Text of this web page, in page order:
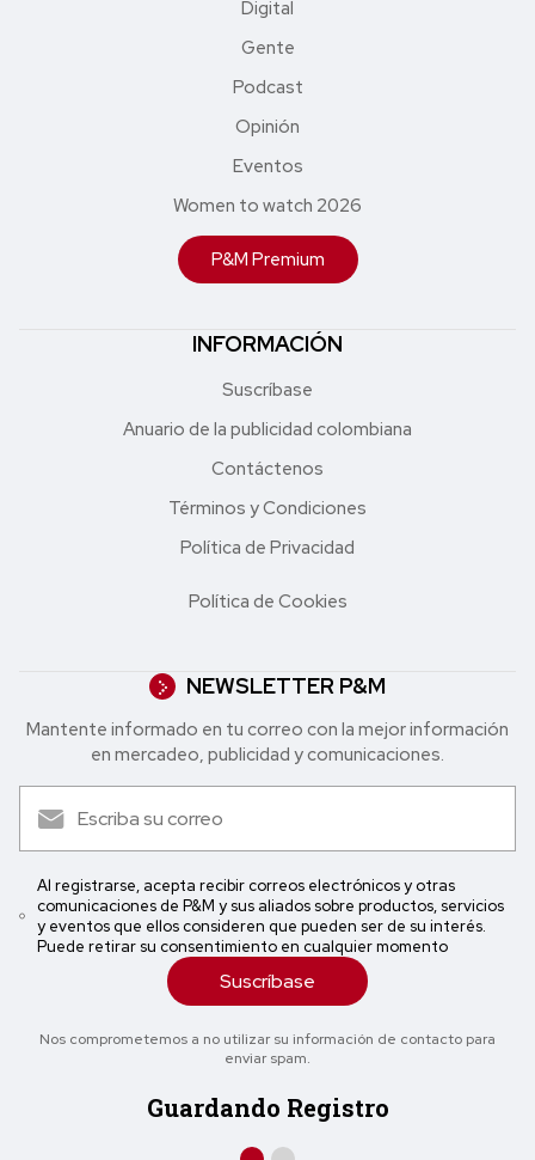
Digital
Gente
Podcast
Opinión
Eventos
Women to watch 2026
P&M Premium
INFORMACIÓN
Suscríbase
Anuario de la publicidad colombiana
Contáctenos
Términos y Condiciones
Política de Privacidad
Política de Cookies
NEWSLETTER P&M
Mantente informado en tu correo con la mejor in formación
en mercadeo, publicidad y comunicaciones.
Al registrarse, acepta recibir correos electrónicos y otras
comunicaciones de P&M y sus aliados sobre productos, servicios
y eventos que ellos consideren que pueden ser de su interés.
Puede retirar su consentimiento en cualquier momento
Suscríbase
Nos comprometemos a no utilizar su información de contacto para
enviar spam.
Guardando Registro